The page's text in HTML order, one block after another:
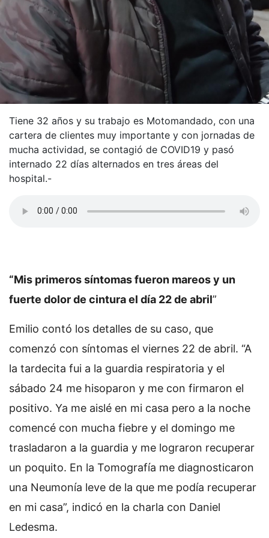
Tiene 32 años y su trabajo es Motomandado, con una
cartera de clientes muy importante y con jornadas de
mucha actividad, se contagió de COVID19 y pasó
internado 22 días alternados en tres áreas del
hospital.-
“Mis primeros síntomas fueron mareos y un
fuerte dolor de cintura el día 22 de abril”
Emilio contó los detalles de su caso, que
comenzó con síntomas el viernes 22 de abril. “A
la tardecita fui a la guardia respiratoria y el
sábado 24 me hisoparon y me con firmaron el
positivo. Ya me aislé en mi casa pero a la noche
comencé con mucha fiebre y el domingo me
trasladaron a la guardia y me lograron recuperar
un poquito. En la Tomografía me diagnosticaron
una Neumonía leve de la que me podía recuperar
en mi casa”, indicó en la charla con Daniel
Ledesma.